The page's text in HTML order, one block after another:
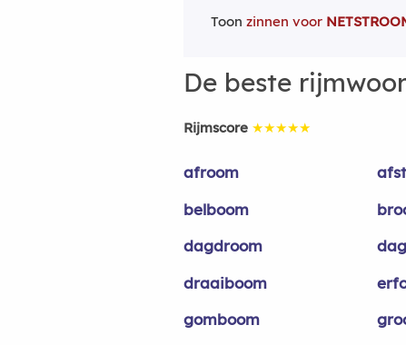
Toon zinnen voor
De beste
Rijmscore ★★★★★
afroom
belboom
dagdroom
draaiboom
gomboom